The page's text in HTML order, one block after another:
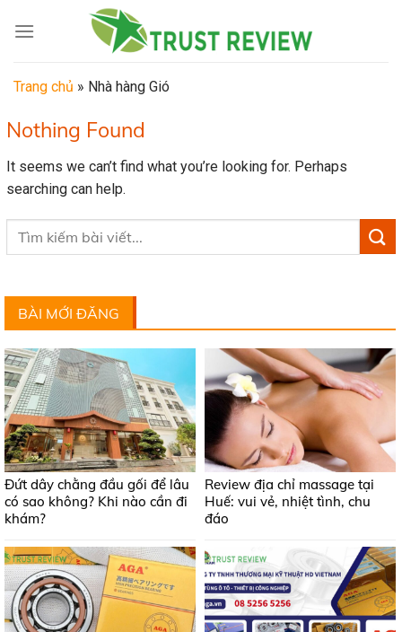
Trang chủ » Nhà hàng Gió
Nothing Found
It seems we can’t find what you’re looking for. Perhaps
searching can help.
BÀI MỚI ĐĂNG
Đứt dây chằng đầu gối để lâu
có sao không? Khi nào cần đi
khám?
Review địa chỉ massage tại
Huế: vui vẻ, nhiệt tình, chu
đáo